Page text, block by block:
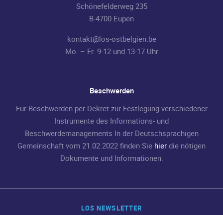
LOS NEWSLETTER
Schönefelderweg 235
B-4700 Eupen
kontakt@los-ostbelgien.be
Mo. – Fr. 9-12 und 13-17 Uhr
Beschwerden
Für Beschwerden per Dekret zur Festlegung verschiedener
Instrumente des Informations- und
Beschwerdemanagements In der Deutschsprachigen
Gemeinschaft vom 21.02.2022 finden Sie hier die nötigen
Dokumente und Informationen.